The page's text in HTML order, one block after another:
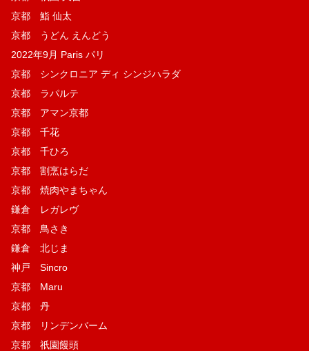
京都 鮨 仙太
京都 うどん えんどう
2022年9月 Paris パリ
京都 シンクロニア ディ シンジハラダ
京都 ラパルテ
京都 アマン京都
京都 千花
京都 千ひろ
京都 割烹はらだ
京都 焼肉やまちゃん
鎌倉 レガレヴ
京都 鳥さき
鎌倉 北じま
神戸 Sincro
京都 Maru
京都 丹
京都 リンデンバーム
京都 祇園饅頭